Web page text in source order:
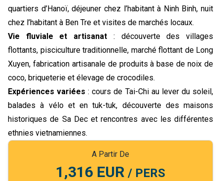
quartiers d’Hanoï, déjeuner chez l’habitant à Ninh Binh, nuit
chez l’habitant à Ben Tre et visites de marchés locaux.
Vie fluviale et artisanat : découverte des villages
flottants, pisciculture traditionnelle, marché flottant de Long
Xuyen, fabrication artisanale de produits à base de noix de
coco, briqueterie et élevage de crocodiles.
Expériences variées : cours de Tai-Chi au lever du soleil,
balades à vélo et en tuk-tuk, découverte des maisons
historiques de Sa Dec et rencontres avec les différentes
ethnies vietnamiennes.
A Partir De
1,316 EUR / PERS